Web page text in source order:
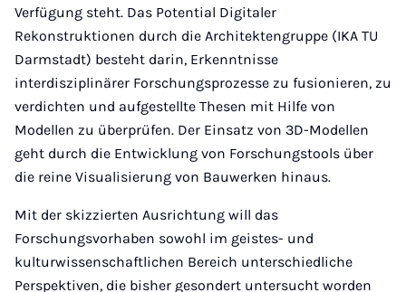
Verfügung steht. Das Potential Digitaler
Rekonstruktionen durch die Architektengruppe (IKA TU
Darmstadt) besteht darin, Erkenntnisse
interdisziplinärer Forschungsprozesse zu fusionieren, zu
verdichten und aufgestellte Thesen mit Hilfe von
Modellen zu überprüfen. Der Einsatz von 3D-Modellen
geht durch die Entwicklung von Forschungstools über
die reine Visualisierung von Bauwerken hinaus.
Mit der skizzierten Ausrichtung will das
Forschungsvorhaben sowohl im geistes- und
kulturwissenschaftlichen Bereich unterschiedliche
Perspektiven, die bisher gesondert untersucht worden